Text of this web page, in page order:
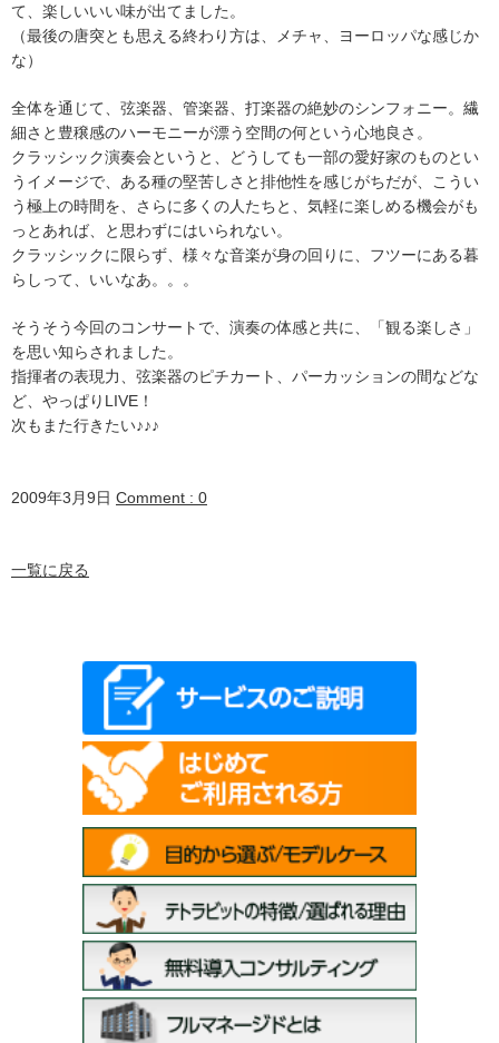
て、楽しいいい味が出てました。
（最後の唐突とも思える終わり方は、メチャ、ヨーロッパな感じか
な）
全体を通じて、弦楽器、管楽器、打楽器の絶妙のシンフォニー。繊
細さと豊穣感のハーモニーが漂う空間の何という心地良さ。
クラッシック演奏会というと、どうしても一部の愛好家のものとい
うイメージで、ある種の堅苦しさと排他性を感じがちだが、こうい
う極上の時間を、さらに多くの人たちと、気軽に楽しめる機会がも
っとあれば、と思わずにはいられない。
クラッシックに限らず、様々な音楽が身の回りに、フツーにある暮
らしって、いいなあ。。。
そうそう今回のコンサートで、演奏の体感と共に、「観る楽しさ」
を思い知らされました。
指揮者の表現力、弦楽器のピチカート、パーカッションの間などな
ど、やっぱりLIVE！
次もまた行きたい♪♪♪
2009年3月9日 Comment : 0
一覧に戻る